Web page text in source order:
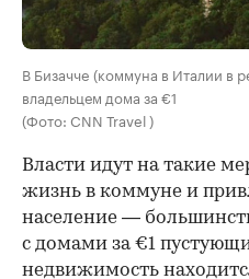
В Бизачче (коммуна в Италии в
владельцем дома за €1
(Фото: CNN Travel )
Власти идут на такие
жизнь в коммуне и
население —
с домами за €1
недвижимость